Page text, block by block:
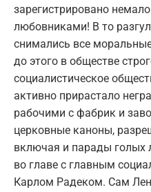
зарегистрировано
любовниками! В то
снимались все
до этого в обществе
социалистическое
активно прирастало
рабочими с фабрик и
церковные каноны,
включая и парады голых
во главе с главным
Карлом Радеком. Сам